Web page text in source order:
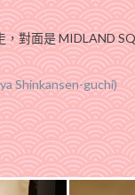
對面是 MIDLAND
Shinkansen-guchi)